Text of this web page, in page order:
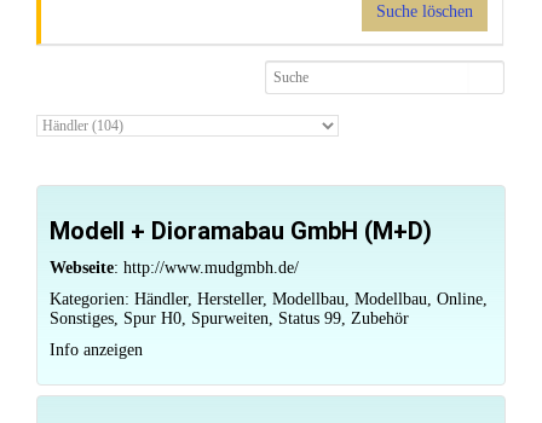
Suche löschen
Modell + Dioramabau GmbH (M+D)
Webseite: http://www.mudgmbh.de/
Kategorien: Händler, Hersteller, Modellbau, Modellbau, Online,
Sonstiges, Spur H0, Spurweiten, Status 99, Zubehör
Info anzeigen